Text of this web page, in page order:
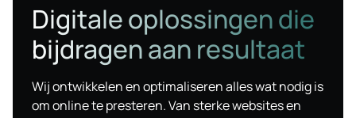
Digitale oplossingen die
bijdragen aan resultaat
Wij ontwikkelen en optimaliseren alles wat nodig is
om online te presteren. Van sterke websites en